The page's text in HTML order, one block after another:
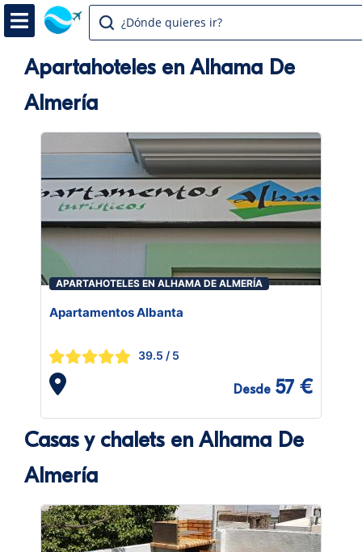
¿Dónde quieres ir?
Apartahoteles en Alhama De
Almería
APARTAHOTELES EN ALHAMA DE ALMERÍA
Apartamentos Albanta
39.5 / 5
Desde 57 €
Casas y chalets en Alhama De
Almería